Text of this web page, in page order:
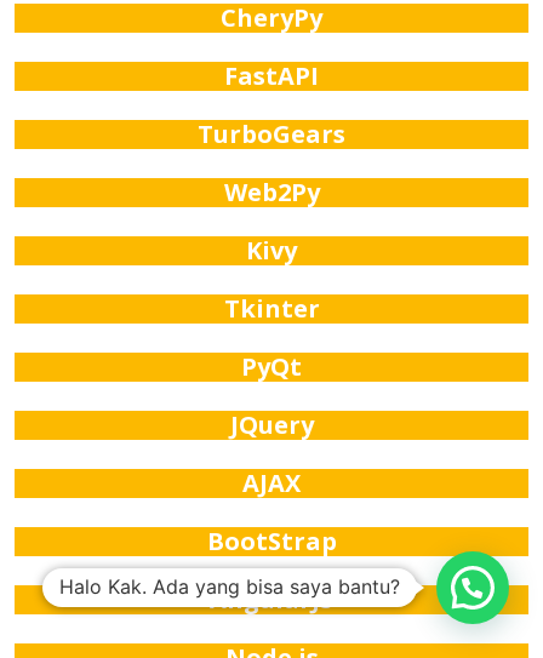
CheryPy
FastAPI
TurboGears
Web2Py
Kivy
Tkinter
PyQt
JQuery
AJAX
BootStrap
AngularJS
Halo Kak. Ada yang bisa saya bantu?